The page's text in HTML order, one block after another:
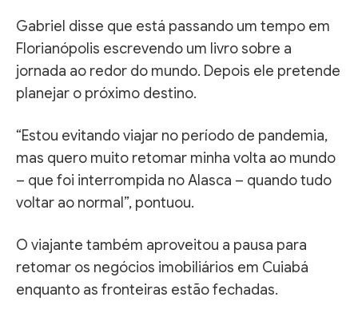
Gabriel disse que está passando um tempo em
Florianópolis escrevendo um livro sobre a
jornada ao redor do mundo. Depois ele pretende
planejar o próximo destino.
“Estou evitando viajar no período de pandemia,
mas quero muito retomar minha volta ao mundo
– que foi interrompida no Alasca – quando tudo
voltar ao normal”, pontuou.
O viajante também aproveitou a pausa para
retomar os negócios imobiliários em Cuiabá
enquanto as fronteiras estão fechadas.